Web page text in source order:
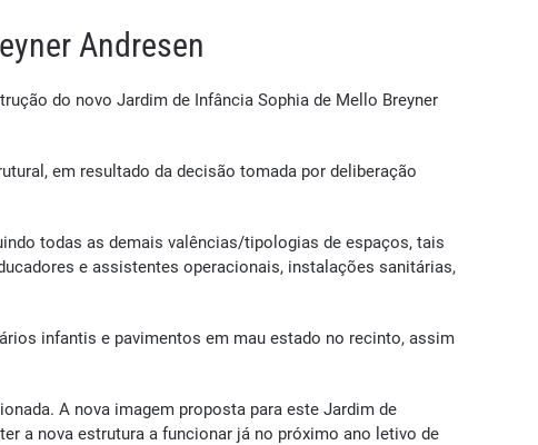
Andresen
do novo Jardim de Infância Sophia de Mello Breyner
em resultado da decisão tomada por deliberação
todas as demais valências/tipologias de espaços, tais
e assistentes operacionais, instalações sanitárias,
infantis e pavimentos em mau estado no recinto, assim
A nova imagem proposta para este Jardim de
a nova estrutura a funcionar já no próximo ano letivo de